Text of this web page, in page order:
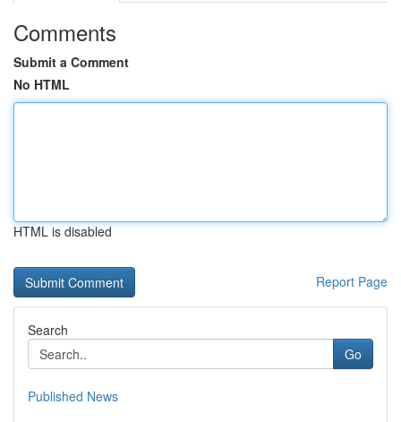
Comments
Submit a Comment
No HTML
HTML is disabled
Report Page
Search
Go
Published News